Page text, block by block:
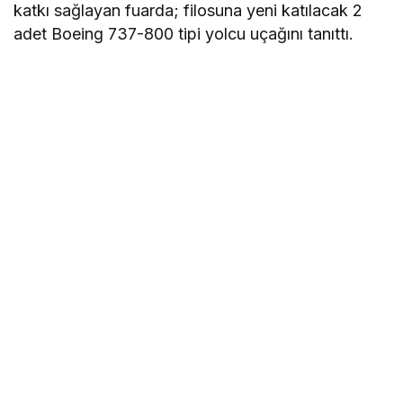
katkı sağlayan fuarda; filosuna yeni katılacak 2
adet Boeing 737-800 tipi yolcu uçağını tanıttı.